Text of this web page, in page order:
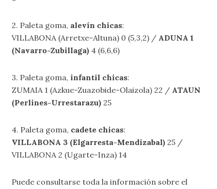
2. Paleta goma, alevín chicas:
VILLABONA (Arretxe-Altuna) 0 (5,3,2) / ADUNA 1
(Navarro-Zubillaga) 4 (6,6,6)
3. Paleta goma, infantil chicas:
ZUMAIA 1 (Azkue-Zuazobide-Olaizola) 22 / ATAUN
(Perlines-Urrestarazu) 25
4. Paleta goma, cadete chicas:
VILLABONA 3 (Elgarresta-Mendizabal) 25 /
VILLABONA 2 (Ugarte-Inza) 14
Puede consultarse toda la información sobre el